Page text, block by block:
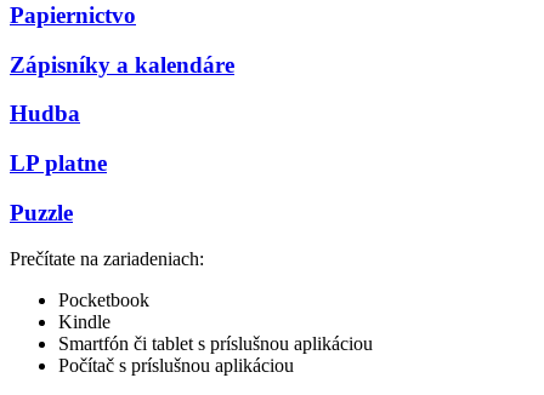
Papiernictvo
Zápisníky a kalendáre
Hudba
LP platne
Puzzle
Prečítate na zariadeniach:
Pocketbook
Kindle
Smartfón či tablet s príslušnou aplikáciou
Počítač s príslušnou aplikáciou